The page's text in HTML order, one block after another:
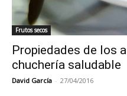
Frutos secos
Propiedades de los
chuchería saludable
David García - 27/04/2016